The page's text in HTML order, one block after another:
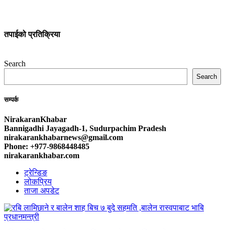
तपाईको प्रतिक्रिया
Search
Search
सम्पर्क
NirakaranKhabar
Bannigadhi Jayagadh-1, Sudurpachim Pradesh
nirakarankhabarnews@gmail.com
Phone: +977-9868448485
nirakarankhabar.com
ट्रेन्डिङ
लोकप्रिय
ताजा अपडेट